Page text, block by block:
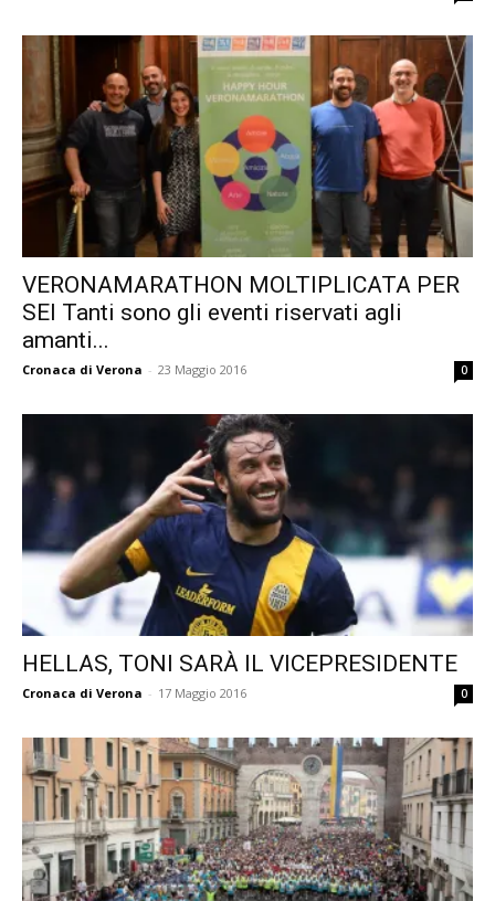
VERONAMARATHON MOLTIPLICATA PER
SEI Tanti sono gli eventi riservati agli
amanti...
Cronaca di Verona - 23 Maggio 2016 0
HELLAS, TONI SARÀ IL VICEPRESIDENTE
Cronaca di Verona - 17 Maggio 2016 0